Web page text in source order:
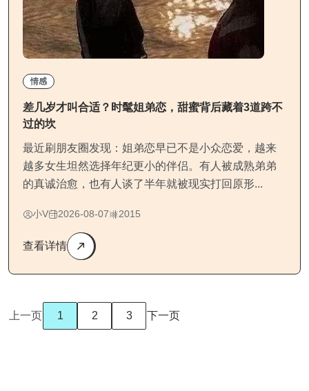
情感
差几岁才叫合适？时髦姐弟恋，甜蜜背后藏着3道跨不
过的坎
最近刷朋友圈发现：姐弟恋早已不是小众恋爱，越来
越多女生坦然选择年纪更小的伴侣。有人被成熟弟弟
的真诚治愈，也有人谈了半年就被现实打回原形...
小V 2026-08-07 2015
查看详情
上一页 1 2 3 下一页